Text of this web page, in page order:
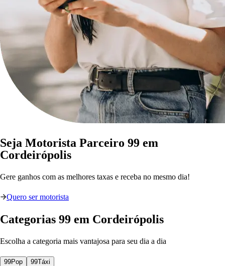
Seja Motorista Parceiro 99 em
Cordeirópolis
Gere ganhos com as melhores taxas e receba no mesmo dia!
Quero ser motorista
Categorias 99 em Cordeirópolis
Escolha a categoria mais vantajosa para seu dia a dia
99Pop 99Táxi